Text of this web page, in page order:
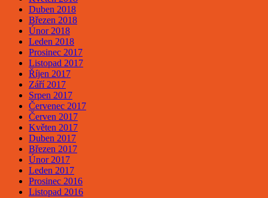
Duben 2018
Březen 2018
Únor 2018
Leden 2018
Prosinec 2017
Listopad 2017
Říjen 2017
Září 2017
Srpen 2017
Červenec 2017
Červen 2017
Květen 2017
Duben 2017
Březen 2017
Únor 2017
Leden 2017
Prosinec 2016
Listopad 2016